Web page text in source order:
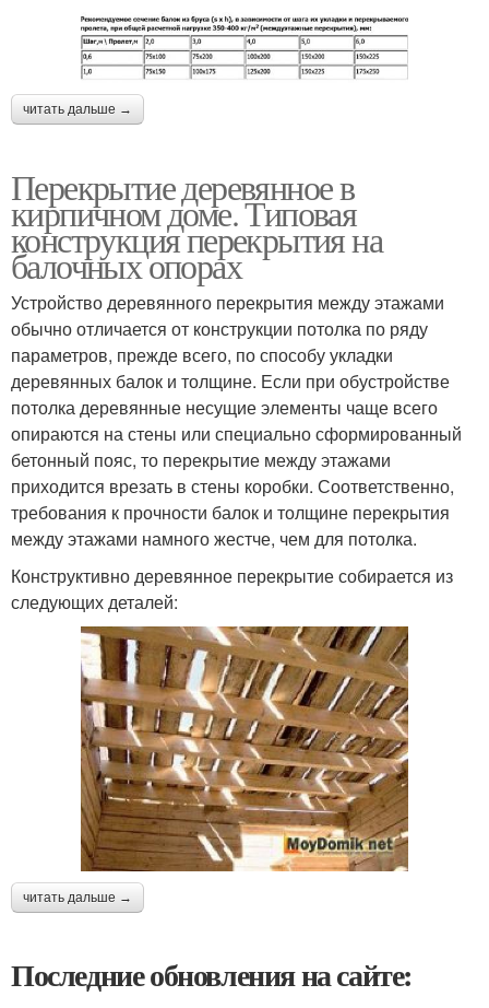
читать дальше →
Перекрытие деревянное в
кирпичном доме. Типовая
конструкция перекрытия на
балочных опорах
Устройство деревянного перекрытия между этажами
обычно отличается от конструкции потолка по ряду
параметров, прежде всего, по способу укладки
деревянных балок и толщине. Если при обустройстве
потолка деревянные несущие элементы чаще всего
опираются на стены или специально сформированный
бетонный пояс, то перекрытие между этажами
приходится врезать в стены коробки. Соответственно,
требования к прочности балок и толщине перекрытия
между этажами намного жестче, чем для потолка.
Конструктивно деревянное перекрытие собирается из
следующих деталей:
читать дальше →
Последние обновления на сайте: